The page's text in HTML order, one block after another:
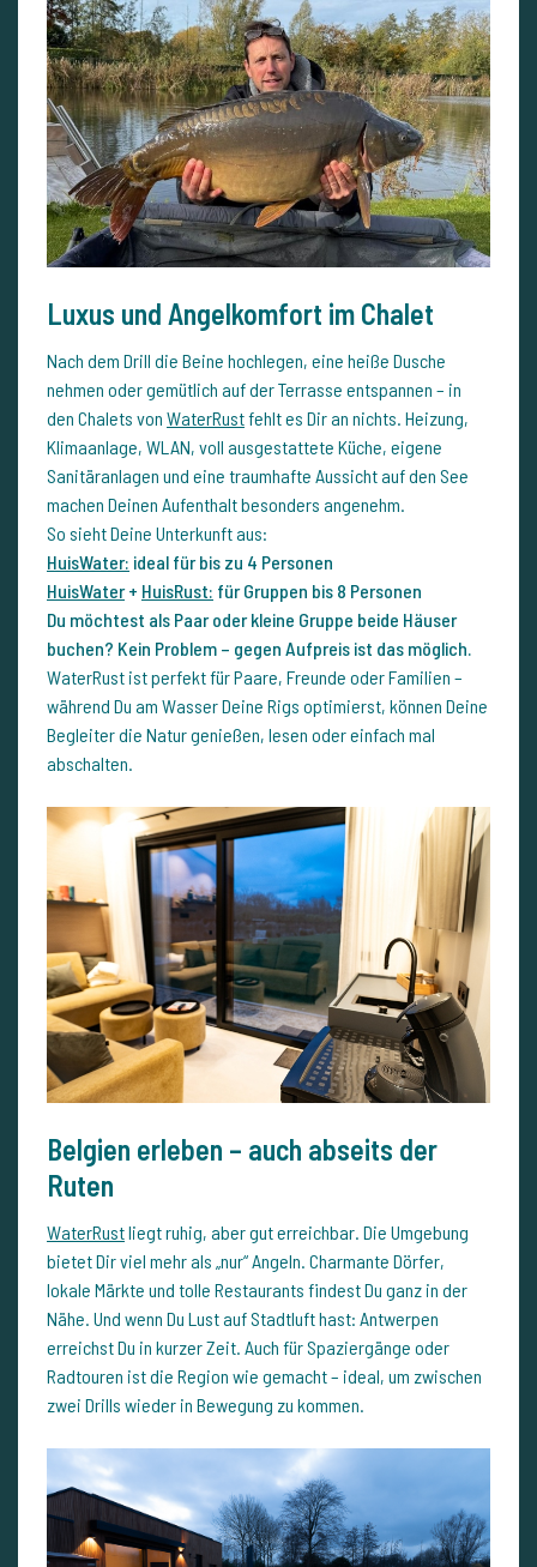
Luxus und Angelkomfort im Chalet
Nach dem Drill die Beine hochlegen, eine heiße Dusche
nehmen oder gemütlich auf der Terrasse entspannen – in
den Chalets von WaterRustfehlt es Dir an nichts. Heizung,
Klimaanlage, WLAN, voll ausgestattete Küche, eigene
Sanitäranlagen und eine traumhafte Aussicht auf den See
machen Deinen Aufenthalt besonders angenehm.
So sieht Deine Unterkunft aus:
HuisWater: ideal für bis zu 4 Personen
HuisWater+ HuisRust: für Gruppen bis 8 Personen
Du möchtest als Paar oder kleine Gruppe beide Häuser
buchen? Kein Problem – gegen Aufpreis ist das möglich.
WaterRust ist perfekt für Paare, Freunde oder Familien –
während Du am Wasser Deine Rigs optimierst, können Deine
Begleiter die Natur genießen, lesen oder einfach mal
abschalten.
Belgien erleben – auch abseits der
Ruten
WaterRustliegt ruhig, aber gut erreichbar. Die Umgebung
bietet Dir viel mehr als „nur“ Angeln. Charmante Dörfer,
lokale Märkte und tolle Restaurants findest Du ganz in der
Nähe. Und wenn Du Lust auf Stadtluft hast: Antwerpen
erreichst Du in kurzer Zeit. Auch für Spaziergänge oder
Radtouren ist die Region wie gemacht – ideal, um zwischen
zwei Drills wieder in Bewegung zu kommen.